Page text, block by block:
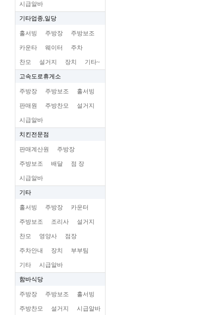
시급알바
기타업종,일당
홀서빙 주방장 주방보조
카운타 웨이터 주차
찬모 설거지 장치 기타~
고속도로휴게소
주방장 주방보조 홀서빙
판매원 주방찬모 설거지
시급알바
치킨전문점
판매계산원 주방장
주방보조 배달 점 장
시급알바
기타
홀서빙 주방장 카운터
주방보조 조리사 설거지
찬모 영양사 점장
주차안내 장치 부부팀
기타 시급알바
함바식당
주방장 주방보조 홀서빙
주방찬모 설거지 시급알바